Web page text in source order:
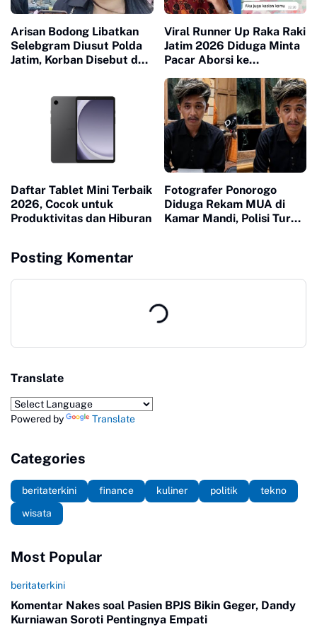
Arisan Bodong Libatkan
Selebgram Diusut Polda
Jatim, Korban Disebut dari
Viral Runner Up Raka Raki
Jatim 2026 Diduga Minta
Pacar Aborsi ke
Daftar Tablet Mini Terbaik
2026, Cocok untuk
Produktivitas dan Hiburan
Fotografer Ponorogo
Diduga Rekam MUA di
Kamar Mandi, Polisi Turun
Posting Komentar
Translate
Powered by Translate
Categories
beritaterkini finance kuliner politik
tekno
wisata
Most Popular
beritaterkini
Komentar Nakes soal Pasien BPJS Bikin Geger, Dandy
Kurniawan Soroti Pentingnya Empati